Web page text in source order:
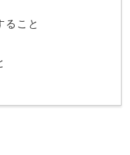
ること